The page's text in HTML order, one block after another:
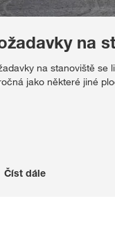
na
na stanoviště se
jako některé jiné
Číst dále